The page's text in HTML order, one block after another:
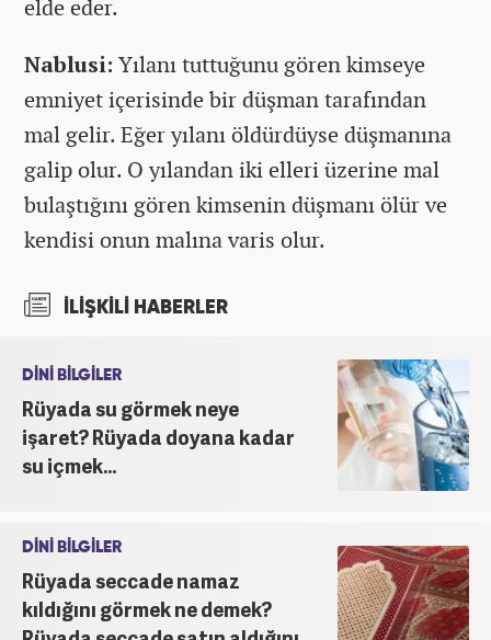
elde eder.
Nablusi: Yılanı tuttuğunu gören kimseye
emniyet içerisinde bir düşman tarafından
mal gelir. Eğer yılanı öldürdüyse düşmanına
galip olur. O yılandan iki elleri üzerine mal
bulaştığını gören kimsenin düşmanı ölür ve
kendisi onun malına varis olur.
İLİŞKİLİ HABERLER
DİNİ BİLGİLER
Rüyada su görmek neye
işaret? Rüyada doyana kadar
su içmek...
DİNİ BİLGİLER
Rüyada seccade namaz
kıldığını görmek ne demek?